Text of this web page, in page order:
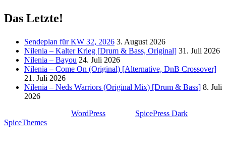
Das Letzte!
Sendeplan für KW 32, 2026 3. August 2026
Nilenia – Kalter Krieg [Drum & Bass, Original] 31. Juli 2026
Nilenia – Bayou 24. Juli 2026
Nilenia – Come On (Original) [Alternative, DnB Crossover]
21. Juli 2026
Nilenia – Neds Warriors (Original Mix) [Drum & Bass] 8. Juli
2026
WordPress SpicePress Dark
SpiceThemes